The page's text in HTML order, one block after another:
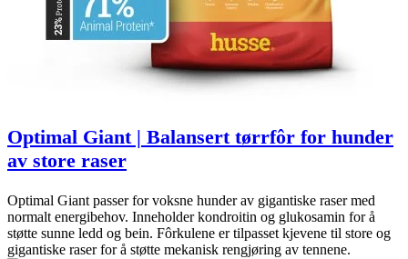
Optimal Giant | Balansert tørrfôr for hunder
av store raser
Optimal Giant passer for voksne hunder av gigantiske raser med
normalt energibehov. Inneholder kondroitin og glukosamin for å
støtte sunne ledd og bein. Fôrkulene er tilpasset kjevene til store og
gigantiske raser for å støtte mekanisk rengjøring av tennene.